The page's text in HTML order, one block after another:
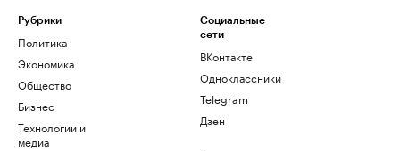
Рубрики
Политика
Экономика
Общество
Бизнес
Технологии и
медиа
Социальные
сети
ВКонтакте
Одноклассники
Telegram
Дзен